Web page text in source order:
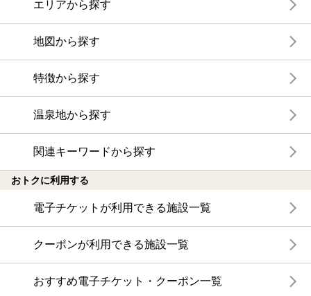
エリアから探す
地図から探す
特徴から探す
温泉地から探す
関連キーワードから探す
おトクに利用する
電子チケットが利用できる施設一覧
クーポンが利用できる施設一覧
おすすめ電子チケット・クーポン一覧